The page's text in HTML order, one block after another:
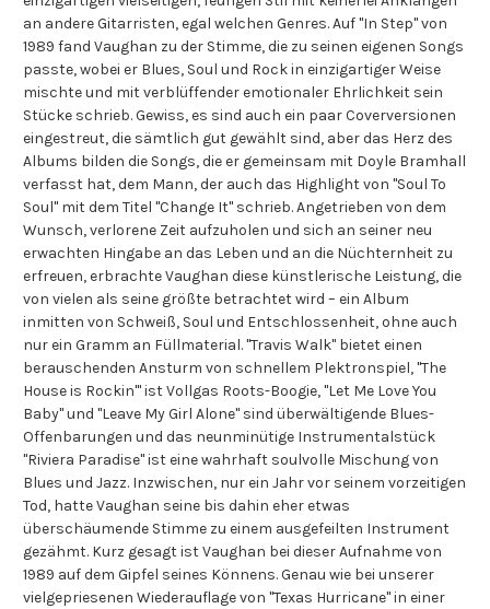
an andere Gitarristen, egal welchen Genres. Auf "In Step" von
1989 fand Vaughan zu der Stimme, die zu seinen eigenen Songs
passte, wobei er Blues, Soul und Rock in einzigartiger Weise
mischte und mit verblüffender emotionaler Ehrlichkeit sein
Stücke schrieb. Gewiss, es sind auch ein paar Coverversionen
eingestreut, die sämtlich gut gewählt sind, aber das Herz des
Albums bilden die Songs, die er gemeinsam mit Doyle Bramhall
verfasst hat, dem Mann, der auch das Highlight von "Soul To
Soul" mit dem Titel "Change It" schrieb. Angetrieben von dem
Wunsch, verlorene Zeit aufzuholen und sich an seiner neu
erwachten Hingabe an das Leben und an die Nüchternheit zu
erfreuen, erbrachte Vaughan diese künstlerische Leistung, die
von vielen als seine größte betrachtet wird – ein Album
inmitten von Schweiß, Soul und Entschlossenheit, ohne auch
nur ein Gramm an Füllmaterial. "Travis Walk" bietet einen
berauschenden Ansturm von schnellem Plektronspiel, "The
House is Rockin'" ist Vollgas Roots-Boogie, "Let Me Love You
Baby" und "Leave My Girl Alone" sind überwältigende Blues-
Offenbarungen und das neunminütige Instrumentalstück
"Riviera Paradise" ist eine wahrhaft soulvolle Mischung von
Blues und Jazz. Inzwischen, nur ein Jahr vor seinem vorzeitigen
Tod, hatte Vaughan seine bis dahin eher etwas
überschäumende Stimme zu einem ausgefeilten Instrument
gezähmt. Kurz gesagt ist Vaughan bei dieser Aufnahme von
1989 auf dem Gipfel seines Könnens. Genau wie bei unserer
vielgepriesenen Wiederauflage von "Texas Hurricane" in einer